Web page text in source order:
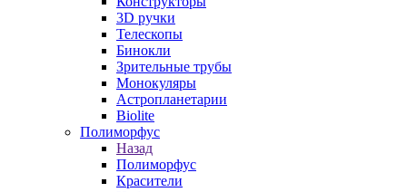
3D ручки
Телескопы
Бинокли
Зрительные трубы
Монокуляры
Астропланетарии
Biolite
Полиморфус
Назад
Полиморфус
Красители